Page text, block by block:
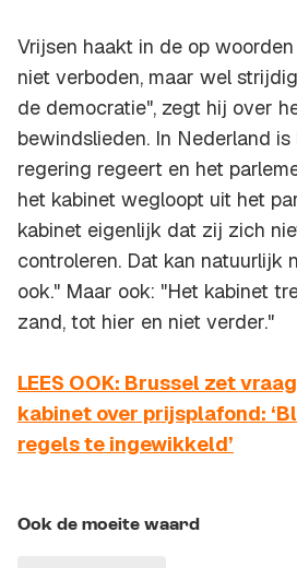
Vrijsen haakt in de op
niet verboden, maar wel
de democratie", zegt hij over
bewindslieden. In Nederland
regering regeert en het
het kabinet wegloopt uit het
kabinet eigenlijk dat zij zich
controleren. Dat kan natuurlijk
ook." Maar ook: "Het kabinet
zand, tot hier en niet verder."
LEES OOK: Brussel zet
kabinet over prijsplafond:
regels te ingewikkeld’
Ook de moeite waard